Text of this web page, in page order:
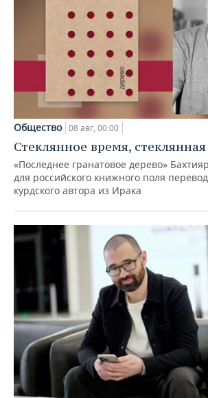
Общество 08 авг, 00:00
Стеклянное время,
«Последнее гранатовое дерево»
для российского книжного поля
курдского автора из Ирака